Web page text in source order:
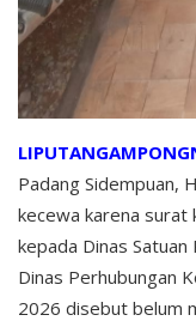
Padang Sidempuan,
kecewa karena surat
kepada Dinas
Dinas Perhubungan
2026 disebut belum